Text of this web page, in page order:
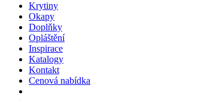
Krytiny
Okapy
Doplňky
Opláštění
Inspirace
Katalogy
Kontakt
Cenová nabídka